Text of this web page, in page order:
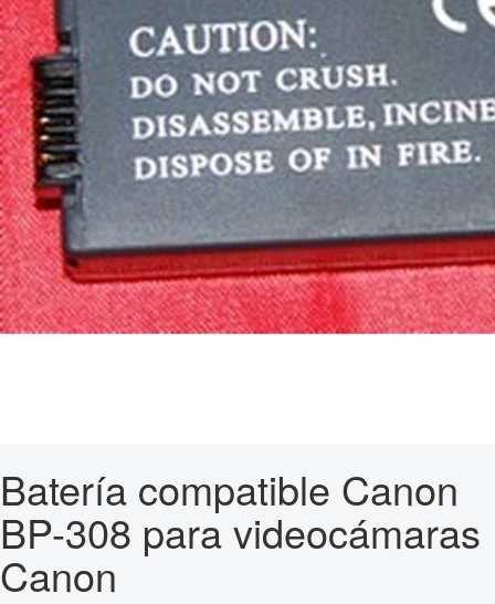
Batería compatible Canon
BP-308 para videocámaras
Canon